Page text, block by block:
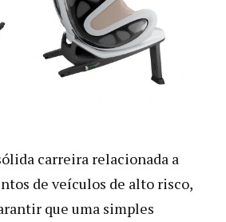
carreira relacionada a
de veículos de alto risco,
que uma simples